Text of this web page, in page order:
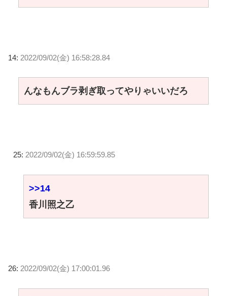
14: 2022/09/02(金) 16:58:28.84
んなもんブラ剥ぎ取ってやりゃいいだろ
25: 2022/09/02(金) 16:59:59.85
>>14
香川照之乙
26: 2022/09/02(金) 17:00:01.96